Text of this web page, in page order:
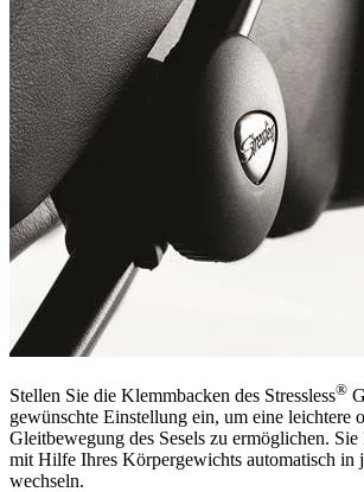
Stellen Sie die Klemmbacken des Stressless®
gewünschte Einstellung ein, um eine leichtere
Gleitbewegung des Sesels zu ermöglichen.
mit Hilfe Ihres Körpergewichts automatisch in
wechseln.